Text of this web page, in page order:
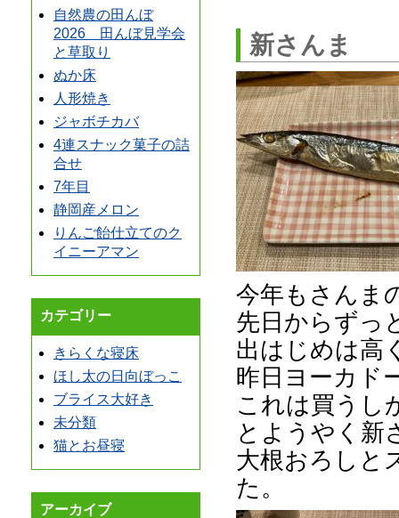
自然農の田んぼ
2026 田んぼ見学会
と草取り
ぬか床
人形焼き
ジャボチカバ
4連スナック菓子の詰
合せ
7年目
静岡産メロン
りんご飴仕立てのク
イニーアマン
カテゴリー
きらくな寝床
ほし太の日向ぼっこ
ブライス大好き
未分類
猫とお昼寝
アーカイブ
新さんま
今年もさんま
先日からずっ
出はじめは高
昨日ヨーカド
これは買うし
とようやく新
大根おろしと
た。